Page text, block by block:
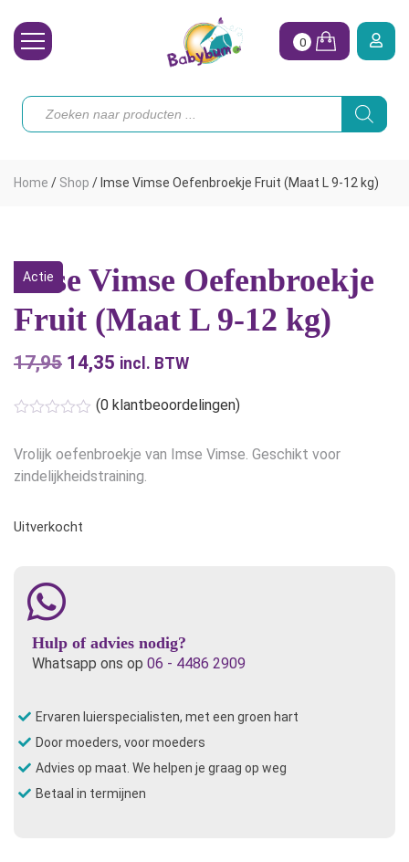
Toebehoren
Onze merken
Hoe begin ik?
0
Producten
zoeken
Home / Shop / Imse Vimse Oefenbroekje Fruit (Maat L 9-12 kg)
Actie
Imse Vimse Oefenbroekje
Fruit (Maat L 9-12 kg)
17,95 Oorspronkelijke
was:
€17,95.
14,35 Huidige
€14,35.
incl. BTW
(0 klantbeoordelingen)
Vrolijk oefenbroekje van Imse Vimse. Geschikt voor
zindelijkheidstraining.
Uitverkocht
Hulp of advies nodig?
Whatsapp ons op 06 - 4486 2909
Ervaren luierspecialisten, met een groen hart
Door moeders, voor moeders
Advies op maat. We helpen je graag op weg
Betaal in termijnen